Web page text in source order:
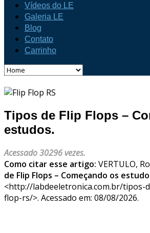
Vídeos do LE
Galeria LE
Blog
Contato
Carrinho
Tipos de Flip Flops –
estudos.
Acessado 30296 vezes.
Como citar esse artigo: VERTULO,
de Flip Flops – Começando os
<http://labdeeletronica.com.br/tipos-
flop-rs/>. Acessado em: 08/08/2026.